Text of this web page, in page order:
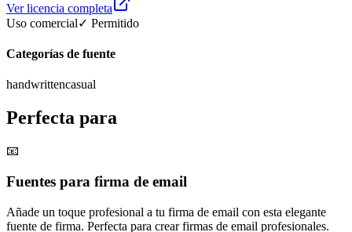
Ver licencia completa
Uso comercial✓ Permitido
Categorías de fuente
handwrittencasual
Perfecta para
📧
Fuentes para firma de email
Añade un toque profesional a tu firma de email con esta elegante
fuente de firma. Perfecta para crear firmas de email profesionales.